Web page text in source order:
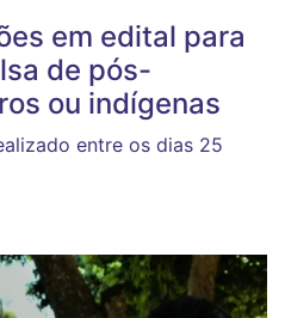
em edital para
de pós-
ou indígenas
entre os dias 25